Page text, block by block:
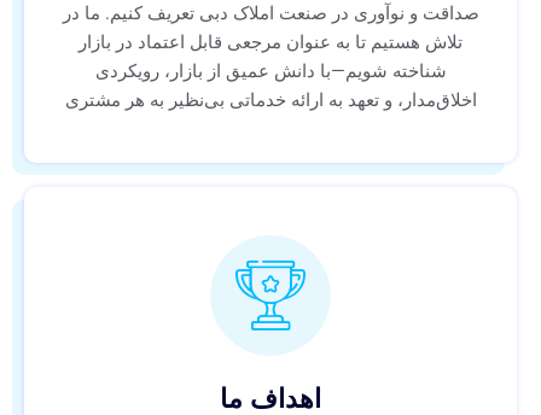
صداقت و نوآوری در صنعت املاک دبی تعریف کنیم. ما در
تلاش هستیم تا به عنوان مرجعی قابل اعتماد در بازار
شناخته شویم—با دانش عمیق از بازار، رویکردی
اخلاق‌مدار، و تعهد به ارائه خدماتی بی‌نظیر به هر مشتری
اهداف ما